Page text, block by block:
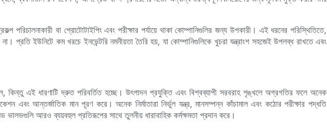
পরিচালনাকারী বা প্রোটোটাইপিং এবং পরীক্ষার পর্যায়ে থাকা কোম্পানিগুলির জন্য উপকারী। এই ধরনের পরিস্থিতিতে,
প্রতি ইউনিটে কম খরচে ইনভেন্টরি নমনীয়তা তৈরি হয়, যা কোম্পানিগুলিকে খুচরা যন্ত্রাংশ সহজেই উপলব্ধ রাখতে এবং
কিন্তু এই ধারণাটি দ্রুত পরিবর্তিত হচ্ছে। উৎপাদন প্রযুক্তি এবং বিশ্বব্যাপী সরবরাহ শৃঙ্খলে অগ্রগতির ফলে অনেক
এবং আন্তর্জাতিক মান পূরণ করে। অনেক নির্মাতারা নির্ভুল যন্ত্র, মানসম্পন্ন কাঁচামাল এবং কঠোর পরীক্ষার পদ্ধতি
ভালভগুলি আরও ব্যয়বহুল প্রতিরূপের সাথে তুলনীয় ধারাবাহিক কর্মক্ষমতা প্রদান করে।